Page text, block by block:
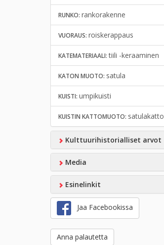
RUNKO: rankorakenne
VUORAUS: roiskerappaus
KATEMATERIAALI:tiili -keraaminen
KATON MUOTO: satula
KUISTI: umpikuisti
KUISTIN KATTOMUOTO: satulakatto
Kulttuurihistorialliset arvot
Media
Esinelinkit
Jaa Facebookissa
Anna palautetta